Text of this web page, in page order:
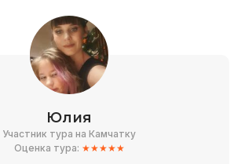
Юлия
Участник тура на Камчатку
Оценка тура: ★★★★★